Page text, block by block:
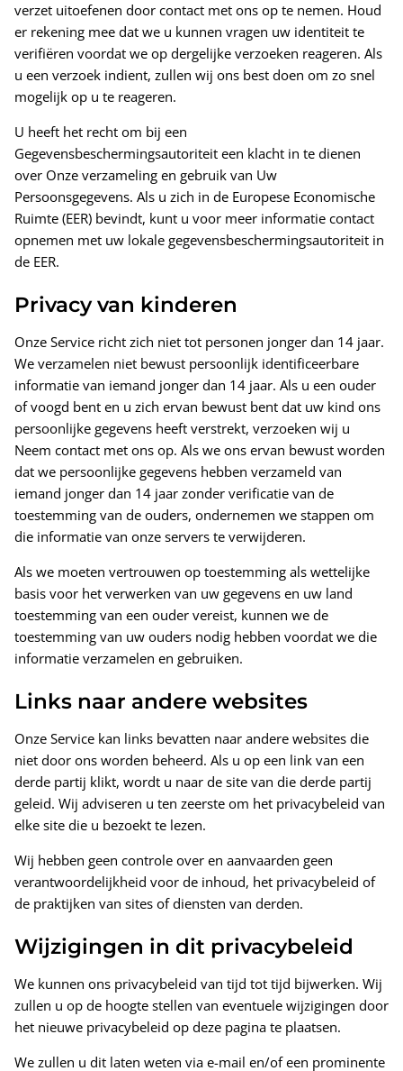
verzet uitoefenen door contact met ons op te nemen. Houd
er rekening mee dat we u kunnen vragen uw identiteit te
verifiëren voordat we op dergelijke verzoeken reageren. Als
u een verzoek indient, zullen wij ons best doen om zo snel
mogelijk op u te reageren.
U heeft het recht om bij een
Gegevensbeschermingsautoriteit een klacht in te dienen
over Onze verzameling en gebruik van Uw
Persoonsgegevens. Als u zich in de Europese Economische
Ruimte (EER) bevindt, kunt u voor meer informatie contact
opnemen met uw lokale gegevensbeschermingsautoriteit in
de EER.
Privacy van kinderen
Onze Service richt zich niet tot personen jonger dan 14 jaar.
We verzamelen niet bewust persoonlijk identificeerbare
informatie van iemand jonger dan 14 jaar. Als u een ouder
of voogd bent en u zich ervan bewust bent dat uw kind ons
persoonlijke gegevens heeft verstrekt, verzoeken wij u
Neem contact met ons op. Als we ons ervan bewust worden
dat we persoonlijke gegevens hebben verzameld van
iemand jonger dan 14 jaar zonder verificatie van de
toestemming van de ouders, ondernemen we stappen om
die informatie van onze servers te verwijderen.
Als we moeten vertrouwen op toestemming als wettelijke
basis voor het verwerken van uw gegevens en uw land
toestemming van een ouder vereist, kunnen we de
toestemming van uw ouders nodig hebben voordat we die
informatie verzamelen en gebruiken.
Links naar andere websites
Onze Service kan links bevatten naar andere websites die
niet door ons worden beheerd. Als u op een link van een
derde partij klikt, wordt u naar de site van die derde partij
geleid. Wij adviseren u ten zeerste om het privacybeleid van
elke site die u bezoekt te lezen.
Wij hebben geen controle over en aanvaarden geen
verantwoordelijkheid voor de inhoud, het privacybeleid of
de praktijken van sites of diensten van derden.
Wijzigingen in dit privacybeleid
We kunnen ons privacybeleid van tijd tot tijd bijwerken. Wij
zullen u op de hoogte stellen van eventuele wijzigingen door
het nieuwe privacybeleid op deze pagina te plaatsen.
We zullen u dit laten weten via e-mail en/of een prominente